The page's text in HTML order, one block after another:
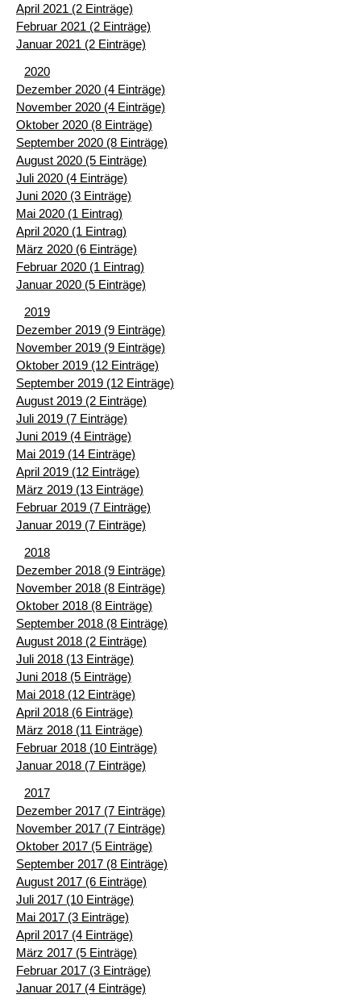
April 2021 (2 Einträge)
Februar 2021 (2 Einträge)
Januar 2021 (2 Einträge)
2020
Dezember 2020 (4 Einträge)
November 2020 (4 Einträge)
Oktober 2020 (8 Einträge)
September 2020 (8 Einträge)
August 2020 (5 Einträge)
Juli 2020 (4 Einträge)
Juni 2020 (3 Einträge)
Mai 2020 (1 Eintrag)
April 2020 (1 Eintrag)
März 2020 (6 Einträge)
Februar 2020 (1 Eintrag)
Januar 2020 (5 Einträge)
2019
Dezember 2019 (9 Einträge)
November 2019 (9 Einträge)
Oktober 2019 (12 Einträge)
September 2019 (12 Einträge)
August 2019 (2 Einträge)
Juli 2019 (7 Einträge)
Juni 2019 (4 Einträge)
Mai 2019 (14 Einträge)
April 2019 (12 Einträge)
März 2019 (13 Einträge)
Februar 2019 (7 Einträge)
Januar 2019 (7 Einträge)
2018
Dezember 2018 (9 Einträge)
November 2018 (8 Einträge)
Oktober 2018 (8 Einträge)
September 2018 (8 Einträge)
August 2018 (2 Einträge)
Juli 2018 (13 Einträge)
Juni 2018 (5 Einträge)
Mai 2018 (12 Einträge)
April 2018 (6 Einträge)
März 2018 (11 Einträge)
Februar 2018 (10 Einträge)
Januar 2018 (7 Einträge)
2017
Dezember 2017 (7 Einträge)
November 2017 (7 Einträge)
Oktober 2017 (5 Einträge)
September 2017 (8 Einträge)
August 2017 (6 Einträge)
Juli 2017 (10 Einträge)
Mai 2017 (3 Einträge)
April 2017 (4 Einträge)
März 2017 (5 Einträge)
Februar 2017 (3 Einträge)
Januar 2017 (4 Einträge)